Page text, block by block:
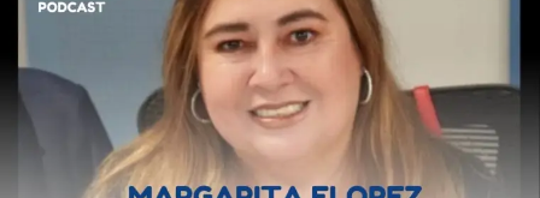
En Vivo
Descarga La APP
Programas
Noticias